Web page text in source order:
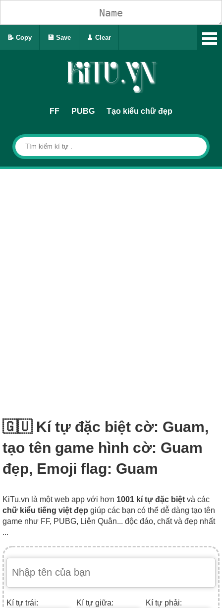
FF PUBG Tạo kiểu chữ đẹp
🇬🇺 Kí tự đặc biệt cờ: Guam,
tạo tên game hình cờ: Guam
đẹp, Emoji flag: Guam
KiTu.vn là một web app với hơn 1001 kí tự đặc biệt và các
chữ kiểu tiếng việt đẹp giúp các bạn có thể dễ dàng tạo tên
game như FF, PUBG, Liên Quân... độc đáo, chất và đẹp nhất
...
Kí tự trái: Kí tự giữa: Kí tự phải:
📝 Copy 💾 Save 🧹 Clear